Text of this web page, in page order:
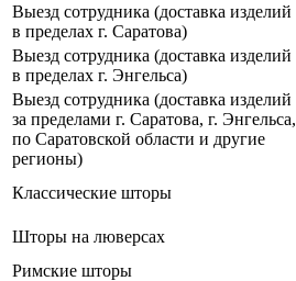
Выезд сотрудника (доставка изделий
в пределах г. Саратова)
Выезд сотрудника (доставка изделий
в пределах г. Энгельса)
Выезд сотрудника (доставка изделий
за пределами г. Саратова, г. Энгельса,
по Саратовской области и другие
регионы)
Классические шторы
Шторы на люверсах
Римские шторы